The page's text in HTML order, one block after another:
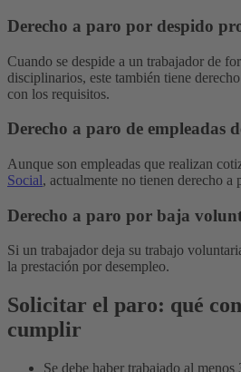
Derecho a paro por despido
Cuando se despide a un trabajador de
disciplinarios, este también tiene
con los requisitos.
Derecho a paro de empleadas
Aunque son empleadas que realizan
Social, actualmente no tienen derecho a
Derecho a paro por baja
Si un trabajador deja su trabajo
la prestación por desempleo.
Solicitar el paro: qué
cumplir
Se debe haber trabajado al